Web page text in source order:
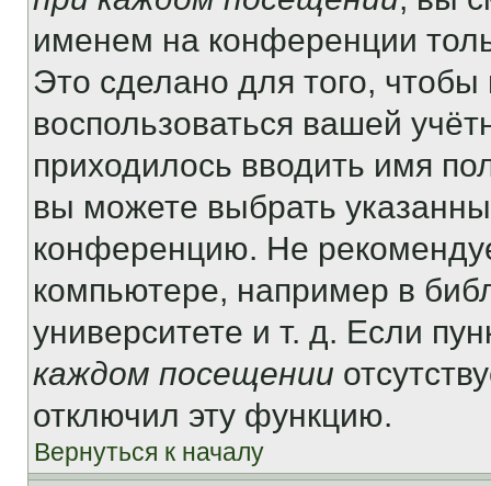
именем на конференции
Это сделано для того, чтобы
воспользоваться вашей
приходилось вводить имя
вы можете выбрать
конференцию. Не
компьютере, например в
университете и т. д. Если
каждом посещении
отключил эту функцию.
Вернуться к началу